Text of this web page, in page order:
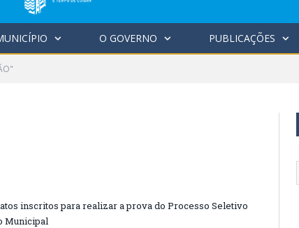
O GOVERNO PUBLICAÇÕES
inscritos para realizar a prova do Processo Seletivo
Municipal